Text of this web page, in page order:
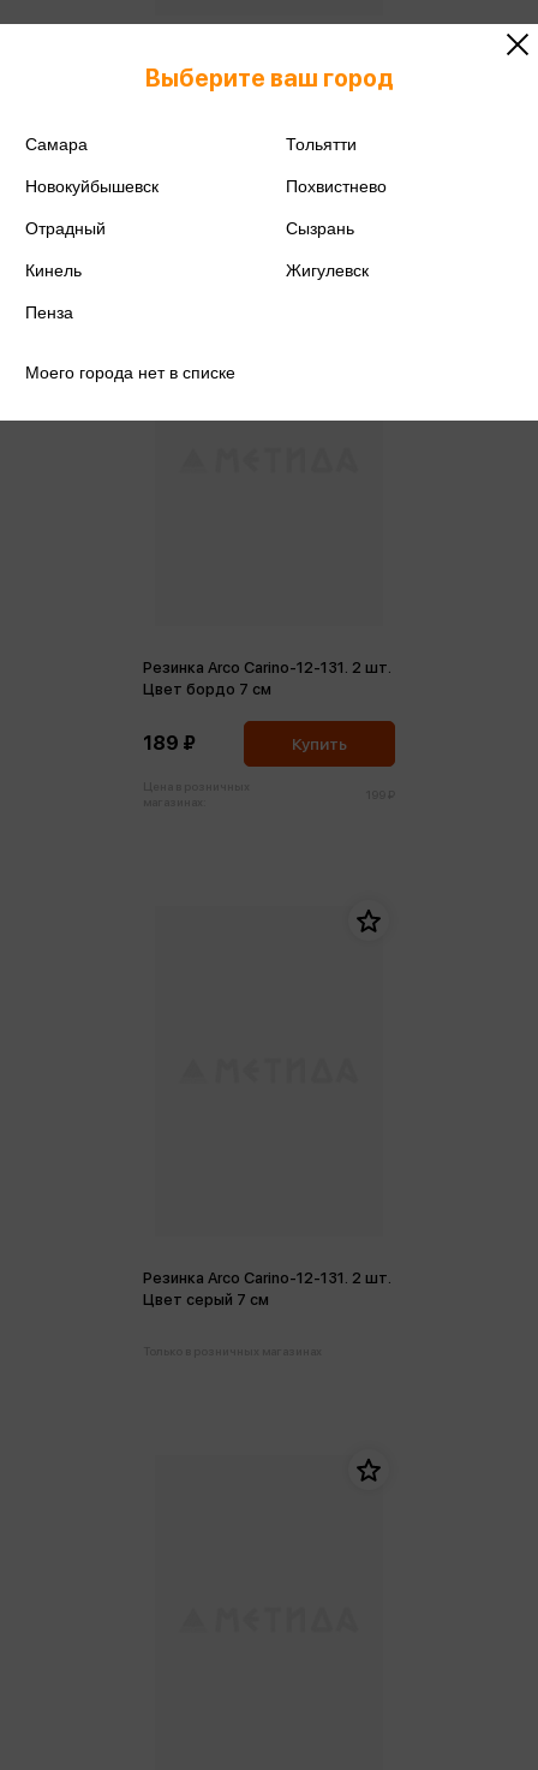
серый
магазинах:
146 ₽
Резинка Arco Carino-12-131. 2 шт.
Цвет бордо 7 см
189 ₽ Купить
Резинка Arco Carino-12-131. 2 шт.
Цвет серый 7 см
Выберите ваш город
Самара Тольятти
Новокуйбышевск Похвистнево
Отрадный Сызрань
Кинель Жигулевск
Пенза
Моего города нет в списке